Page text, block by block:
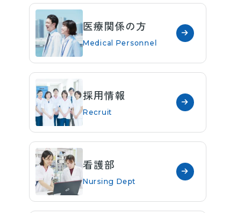
医療関係の方
Medical Personnel
採用情報
Recruit
看護部
Nursing Dept